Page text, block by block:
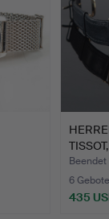
Beendet
6 Gebote
435